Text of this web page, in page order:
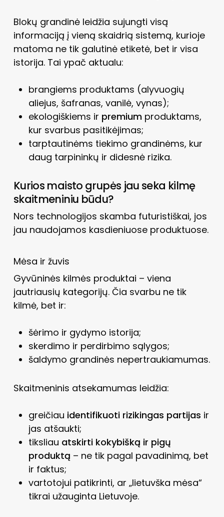
Blokų grandinė leidžia sujungti visą
informaciją į vieną skaidrią sistemą, kurioje
matoma ne tik galutinė etiketė, bet ir visa
istorija. Tai ypač aktualu:
brangiems produktams (alyvuogių
aliejus, šafranas, vanilė, vynas);
ekologiškiems ir premiumproduktams,
kur svarbus pasitikėjimas;
tarptautinėms tiekimo grandinėms, kur
daug tarpininkų ir didesnė rizika.
Kurios maisto grupės jau seka kilmę
skaitmeniniu būdu?
Nors technologijos skamba futuristiškai, jos
jau naudojamos kasdieniuose produktuose.
Mėsa ir žuvis
Gyvūninės kilmės produktai – viena
jautriausių kategorijų. Čia svarbu ne tik
kilmė, bet ir:
šėrimo ir gydymo istorija;
skerdimo ir perdirbimo sąlygos;
šaldymo grandinės nepertraukiamumas.
Skaitmeninis atsekamumas leidžia:
greičiau identifikuoti rizikingas partijas ir
jas atšaukti;
tiksliau atskirti kokybišką ir pigų
produktą – ne tik pagal pavadinimą, bet
ir faktus;
vartotojui patikrinti, ar „lietuvška mėsa“
tikrai užauginta Lietuvoje.